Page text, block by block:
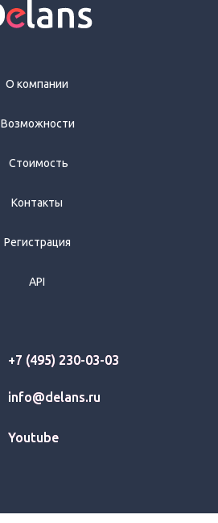
+7 (495) 230-03-03
info@delans.ru
Youtube
+7 (495) 230-03-03
info@delans.ru
Youtube
О компании
Возможности
Стоимость
Контакты
Регистрация
API